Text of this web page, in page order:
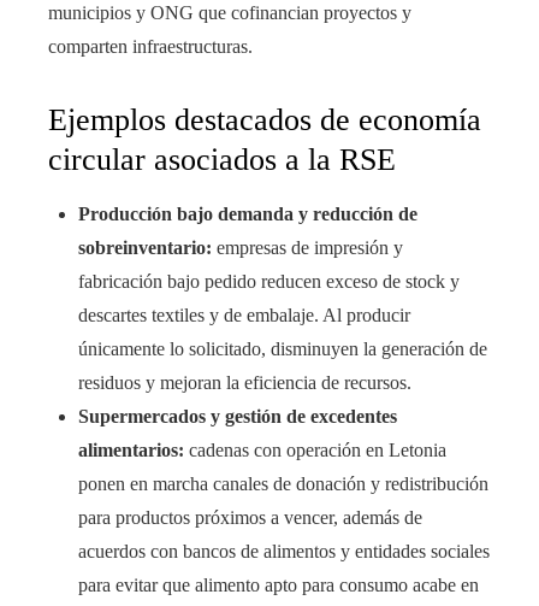
municipios y ONG que cofinancian proyectos y
comparten infraestructuras.
Ejemplos destacados de economía
circular asociados a la RSE
Producción bajo demanda y reducción de
sobreinventario: empresas de impresión y
fabricación bajo pedido reducen exceso de stock y
descartes textiles y de embalaje. Al producir
únicamente lo solicitado, disminuyen la generación de
residuos y mejoran la eficiencia de recursos.
Supermercados y gestión de excedentes
alimentarios: cadenas con operación en Letonia
ponen en marcha canales de donación y redistribución
para productos próximos a vencer, además de
acuerdos con bancos de alimentos y entidades sociales
para evitar que alimento apto para consumo acabe en